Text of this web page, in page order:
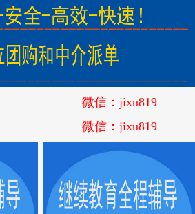
微信：jixu819
微信：jixu819